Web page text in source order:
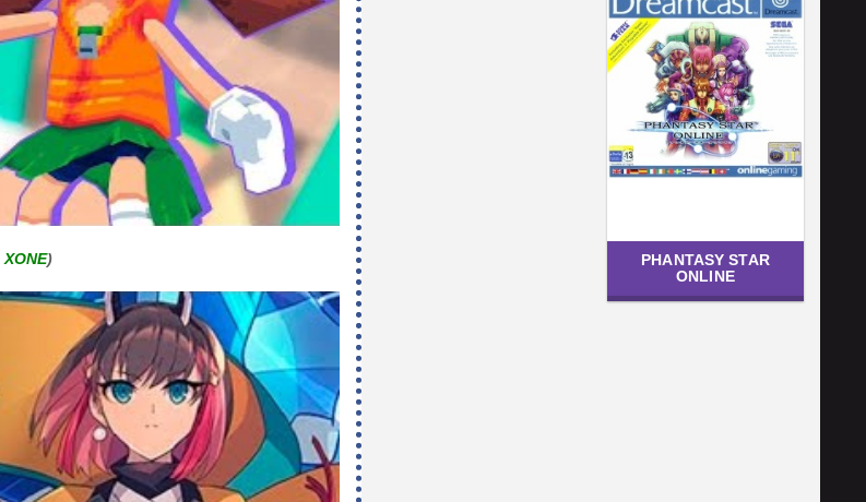
XONE)
PHANTASY STAR
ONLINE